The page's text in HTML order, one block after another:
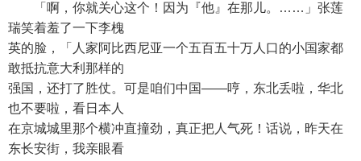
「啊，你就关心这个！因为『他』在那儿。……」张莲
瑞笑着羞了一下李槐
英的脸，「人家阿比西尼亚一个五百五十万人口的小国家都
敢抵抗意大利那样的
强国，还打了胜仗。可是咱们中国——哼，东北丢啦，华北
也不要啦，看日本人
在京城城里那个横冲直撞劲，真正把人气死！话说，昨天在
东长安街，我亲眼看